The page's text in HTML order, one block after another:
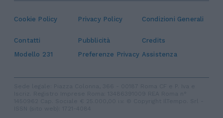
Cookie Policy Privacy Policy Condizioni Generali
Contatti Pubblicità
Credits
Modello 231
Preferenze Privacy Assistenza